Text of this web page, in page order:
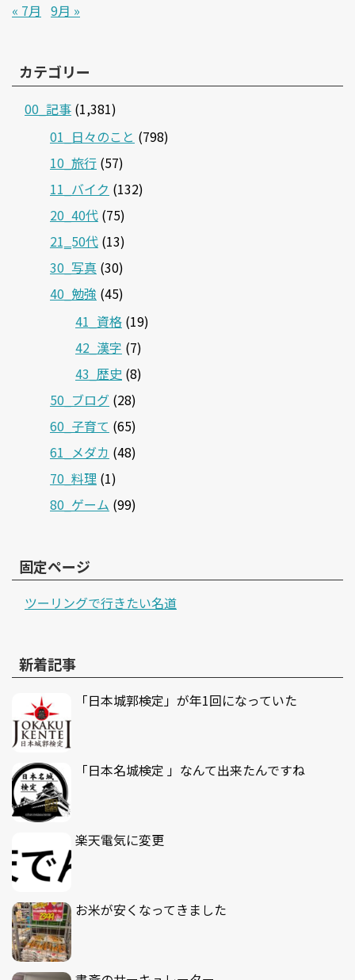
« 7月 9月 »
カテゴリー
00_記事 (1,381)
01_日々のこと (798)
10_旅行 (57)
11_バイク (132)
20_40代 (75)
21‗50代 (13)
30_写真 (30)
40_勉強 (45)
41_資格 (19)
42_漢字 (7)
43_歴史 (8)
50_ブログ (28)
60_子育て (65)
61_メダカ (48)
70_料理 (1)
80_ゲーム (99)
固定ページ
ツーリングで行きたい名道
新着記事
「日本城郭検定」が年1回になっていた
「日本名城検定 」なんて出来たんですね
楽天電気に変更
お米が安くなってきました